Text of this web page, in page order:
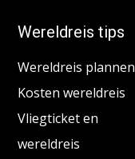
Wereldreis tips
Wereldreis plannen
Kosten wereldreis
Vliegticket en
wereldreis